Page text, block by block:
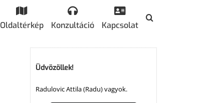
Oldaltérkép Konzultáció Kapcsolat
Üdvözöllek!
Radulovic Attila (Radu) vagyok.